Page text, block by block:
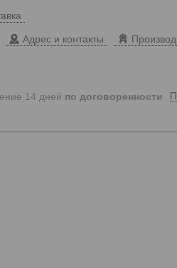
Адрес и контакты
14 дней по договоренности